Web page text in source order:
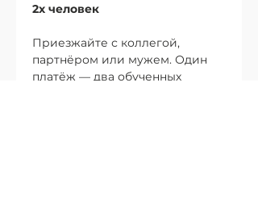
2х человек
Приезжайте с коллегой,
партнёром или мужем. Один
платёж — два обученных